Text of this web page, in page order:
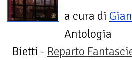
a cura di
Antologia
Bietti - Reparto